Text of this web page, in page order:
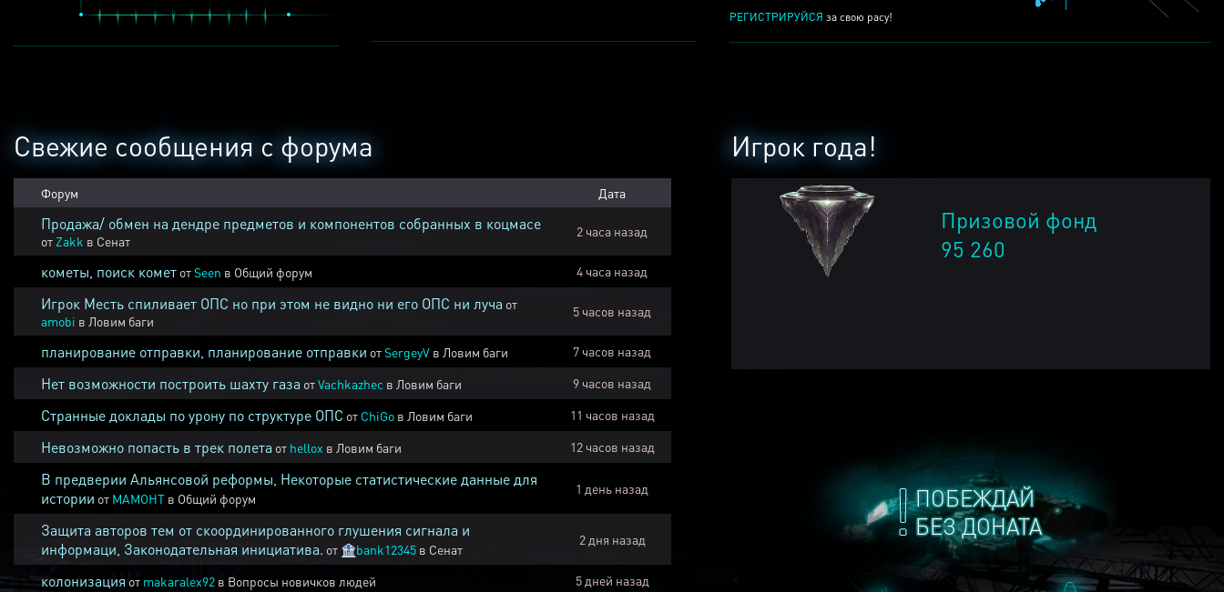
РЕГИСТРИРУЙСЯ за свою расу!
ПОБЕЖДАЙ
БЕЗ ДОНАТА
Игрок года!
Призовой фонд
95 260
Свежие сообщения с форума
Форум Дата
Продажа/ обмен на дендре предметов и компонентов собранных в коцмасе
от Zakk в Сенат
2 часа назад
кометы, поиск комет отSeen в Общий форум 4 часа назад
Игрок Месть спиливает ОПС но при этом не видно ни его ОПС ни луча от
amobi в Ловим баги
5 часов назад
планирование отправки, планирование отправки отSergeyV в Ловим баги 7 часов назад
Нет возможности построить шахту газа отVachkazhec в Ловим баги 9 часов назад
Странные доклады по урону по структуре ОПС от ChiGo в Ловим баги 11 часов назад
Невозможно попасть в трек полета от hellox в Ловим баги 12 часов назад
В предверии Альянсовой реформы, Некоторые статистические данные для
истории от MAMOHT в Общий форум
1 день назад
Защита авторов тем от скоординированного глушения сигнала и
информаци, Законодательная инициатива. от 🏦bank12345 в Сенат
2 дня назад
колонизация от makaralex92 в Вопросы новичков людей 5 дней назад